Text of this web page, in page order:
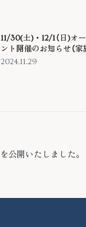
11/30(土)・12/1（日)オ
ント開催のお知らせ（家
レリア/アスカフューネ
2024.11.29
公開いたしました。